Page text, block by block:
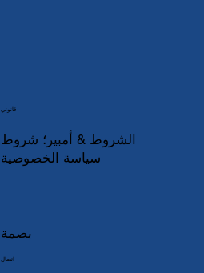
قانوني
الشروط & أمبير؛ شروط
سياسة الخصوصية
بصمة
اتصال